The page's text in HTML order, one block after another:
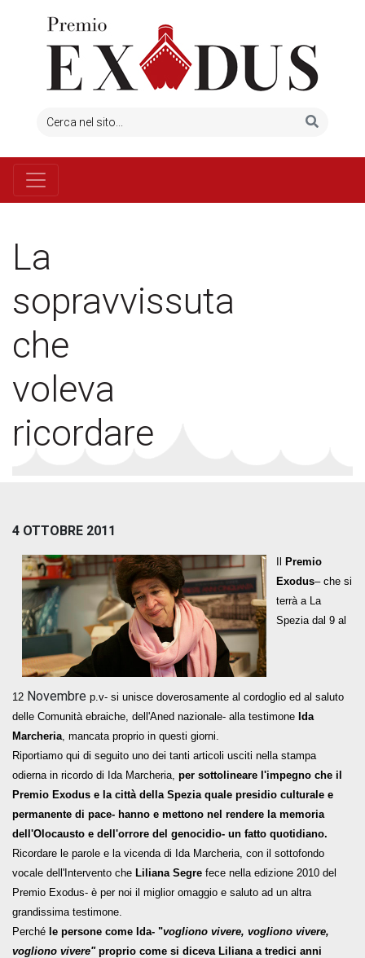
La
sopravvissuta
che
voleva
ricordare
4 OTTOBRE 2011
Premio
Exodus– che si
terrà a La
Spezia dal 9 al
12 Novembre p.v- si unisce doverosamente al cordoglio ed al saluto
delle Comunità ebraiche, dell'Aned nazionale- alla testimone Ida
Marcheria, mancata proprio in questi giorni.
Riportiamo qui di seguito uno dei tanti articoli usciti nella stampa
odierna in ricordo di Ida Marcheria, per sottolineare l'impegno che il
Premio Exodus e la città della Spezia quale presidio culturale e
permanente di pace- hanno e mettono nel rendere la memoria
dell'Olocausto e dell'orrore del genocidio- un fatto quotidiano.
Ricordare le parole e la vicenda di Ida Marcheria, con il sottofondo
vocale dell'Intervento che Liliana Segre fece nella edizione 2010 del
Premio Exodus- è per noi il miglior omaggio e saluto ad un altra
grandissima testimone.
Perché le persone come Ida- "vogliono vivere, vogliono vivere,
vogliono vivere"proprio come si diceva Liliana a tredici anni